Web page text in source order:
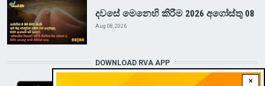
×
දවසේ මෙනෙහි කිරීම 2026 අගෝස්තු 08
Aug 08, 2026
DOWNLOAD RVA APP